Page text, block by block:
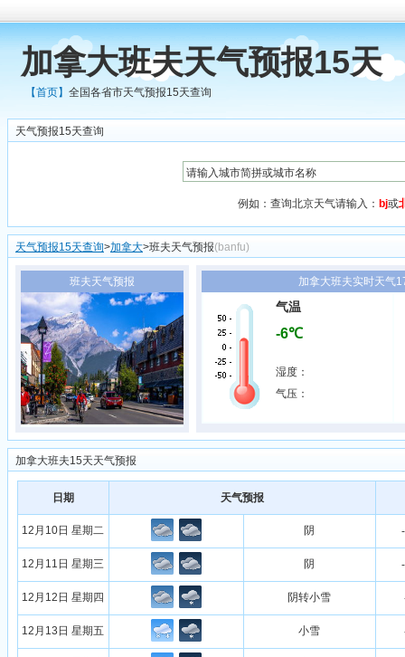
加拿大班夫天气预报15天
【首页】全国各省市天气预报15天查询
天气预报15天查询
例如：查询北京天气请输入： bj或
天气预报15天查询>加拿大>班夫天气预报(banfu)
班夫天气预报 加拿大班夫实时天气
气温
-6℃
湿度：
气压：
加拿大班夫15天天气预报
日期 天气预报
12月10日 星期二 阴
12月11日 星期三 阴
12月12日 星期四 阴转小雪
12月13日 星期五 小雪